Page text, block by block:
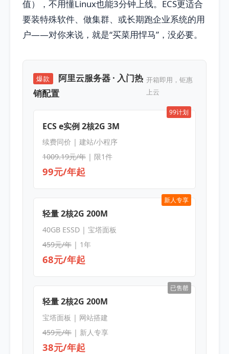
值），不用懂Linux也能3分钟上线。ECS更适合
要装特殊软件、做集群、或长期跑企业系统的用
户——对你来说，就是“买菜用悍马”，没必要。
爆款
阿里云服务器 · 入门热
销配置
开箱即用，钜惠
上云
99计划
ECS e实例 2核2G 3M
续费同价 | 建站/小程序
1009.19元/年| 限1件
99元/年起
新人专享
轻量 2核2G 200M
40GB ESSD | 宝塔面板
459元/年| 1年
68元/年起
已售罄
轻量 2核2G 200M
宝塔面板 | 网站搭建
459元/年| 新人专享
38元/年起